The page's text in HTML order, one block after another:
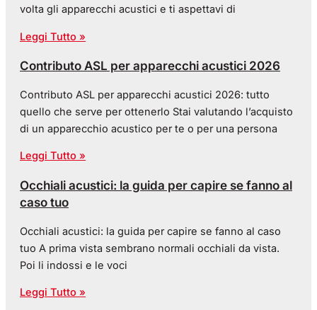
volta gli apparecchi acustici e ti aspettavi di
Leggi Tutto »
Contributo ASL per apparecchi acustici 2026
Contributo ASL per apparecchi acustici 2026: tutto
quello che serve per ottenerlo Stai valutando l’acquisto
di un apparecchio acustico per te o per una persona
Leggi Tutto »
Occhiali acustici: la guida per capire se fanno al
caso tuo
Occhiali acustici: la guida per capire se fanno al caso
tuo A prima vista sembrano normali occhiali da vista.
Poi li indossi e le voci
Leggi Tutto »